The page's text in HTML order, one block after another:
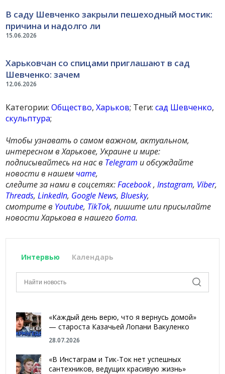
15.06.2026
В саду Шевченко закрыли пешеходный мостик:
причина и надолго ли
12.06.2026
Харьковчан со спицами приглашают в сад
Шевченко: зачем
Категории:Общество,Харьков; Теги:сад Шевченко,
скульптура;
Чтобы узнавать о самом важном, актуальном,
интересном в Харькове, Украине и мире:
подписывайтесь на нас в Telegram и обсуждайте
новости в нашем чате,
следите за нами в соцсетях:Facebook,Instagram, Viber,
Threads,LinkedIn, Google News,Bluesky,
смотрите в Youtube, TikTok, пишите или присылайте
новости Харькова в нашегобота.
Интервью Календарь
«Каждый день верю, что я вернусь домой»
— староста Казачьей Лопани Вакуленко
28.07.2026
«В Инстаграм и Тик-Ток нет успешных
сантехников, ведущих красивую жизнь»